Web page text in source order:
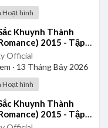
Hoạt hình
Khuynh Thành
2015 - Tập
Tiếng
Official
· 13 Tháng Bảy 2026
Hoạt hình
Khuynh Thành
2015 - Tập
Tiếng